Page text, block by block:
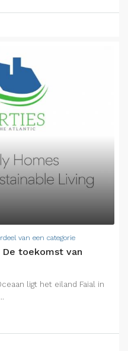
van een categorie
toekomst van
ligt het eiland Faial in